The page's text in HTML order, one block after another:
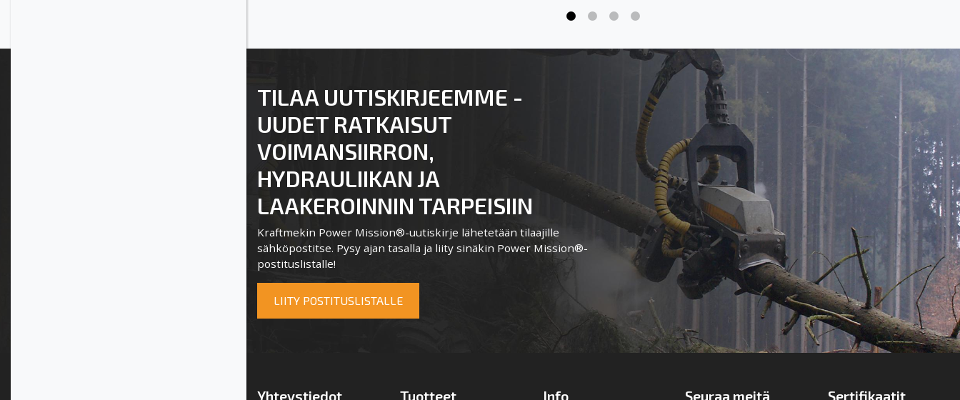
TILAA UUTISKIRJEEMME -
UUDET RATKAISUT
VOIMANSIIRRON,
HYDRAULIIKAN JA
LAAKEROINNIN TARPEISIIN
Kraftmekin Power Mission®-uutiskirje lähetetään tilaajille
sähköpostitse. Pysy ajan tasalla ja liity sinäkin Power Mission®-
postituslistalle!
LIITY POSTITUSLISTALLE
Yhteystiedot Tuotteet Info Seuraa meitä Sertifikaatit